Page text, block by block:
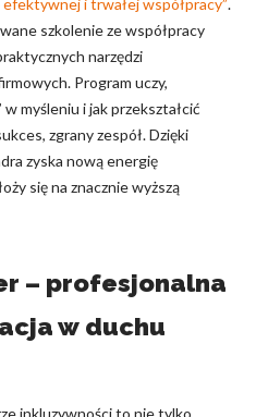
i trwałej współpracy”.
szkolenie ze współpracy
narzędzi
Program uczy,
myśleniu i jak przekształcić
zgrany zespół. Dzięki
zyska nową energię
się na znacznie wyższą
– profesjonalna
w duchu
inkluzywności to nie tylko